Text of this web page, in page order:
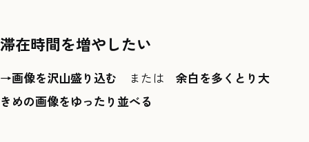
滞在時間を増やしたい
→画像を沢山盛り込む または 余白を多くとり大
きめの画像をゆったり並べる